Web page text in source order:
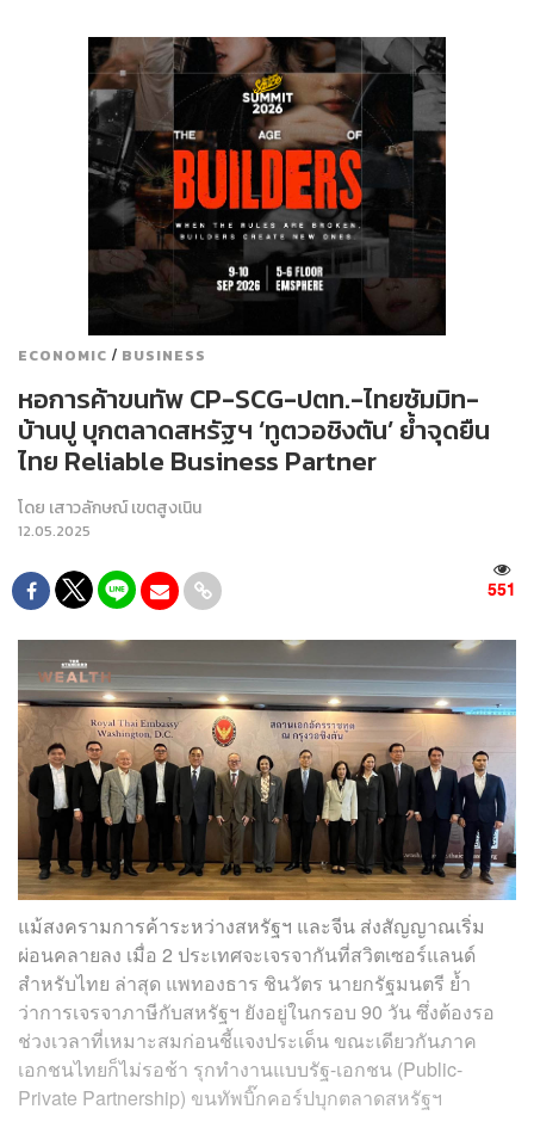
ECONOMIC / BUSINESS
หอการค้าขนทัพ CP-SCG-ปตท.-ไทยซัมมิท-
บ้านปู บุกตลาดสหรัฐฯ ‘ทูตวอชิงตัน’ ย้ำจุดยืน
ไทย Reliable Business Partner
โดย เสาวลักษณ์ เขตสูงเนิน
12.05.2025
551
แม้สงครามการค้าระหว่างสหรัฐฯ และจีน ส่งสัญญาณเริ่ม
ผ่อนคลายลง เมื่อ 2 ประเทศจะเจรจากันที่สวิตเซอร์แลนด์
สำหรับไทย ล่าสุด แพทองธาร ชินวัตร นายกรัฐมนตรี ย้ำ
ว่าการเจรจาภาษีกับสหรัฐฯ ยังอยู่ในกรอบ 90 วัน ซึ่งต้องรอ
ช่วงเวลาที่เหมาะสมก่อนชี้แจงประเด็น ขณะเดียวกันภาค
เอกชนไทยก็ไม่รอช้า รุกทำงานแบบรัฐ-เอกชน (Public-
Private Partnership) ขนทัพบิ๊กคอร์ปบุกตลาดสหรัฐฯ